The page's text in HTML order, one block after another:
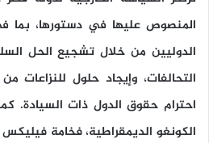
المنصوص عليها في دستورها، بما
الدوليين من خلال تشجيع الحل
التحالفات، وإيجاد حلول للنزاعات
احترام حقوق الدول ذات السيادة.
الكونغو الديمقراطية، فخامة